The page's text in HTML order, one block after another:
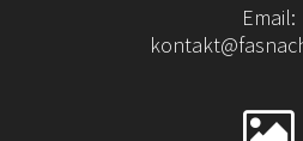
Email: